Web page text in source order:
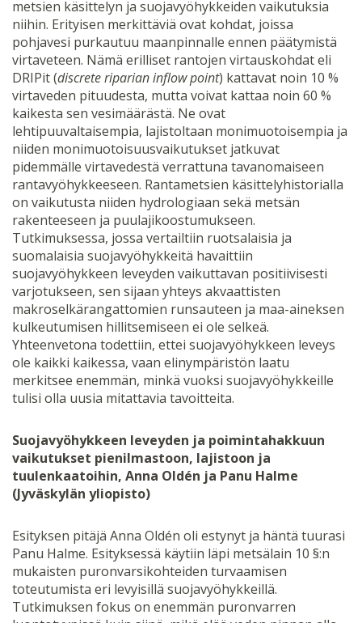
metsien käsittelyn ja suojavyöhykkeiden vaikutuksia
niihin. Erityisen merkittäviä ovat kohdat, joissa
pohjavesi purkautuu maanpinnalle ennen päätymistä
virtaveteen. Nämä erilliset rantojen virtauskohdat eli
DRIPit (discrete riparian inflow point) kattavat noin 10 %
virtaveden pituudesta, mutta voivat kattaa noin 60 %
kaikesta sen vesimäärästä. Ne ovat
lehtipuuvaltaisempia, lajistoltaan monimuotoisempia ja
niiden monimuotoisuusvaikutukset jatkuvat
pidemmälle virtavedestä verrattuna tavanomaiseen
rantavyöhykkeeseen. Rantametsien käsittelyhistorialla
on vaikutusta niiden hydrologiaan sekä metsän
rakenteeseen ja puulajikoostumukseen.
Tutkimuksessa, jossa vertailtiin ruotsalaisia ja
suomalaisia suojavyöhykkeitä havaittiin
suojavyöhykkeen leveyden vaikuttavan positiivisesti
varjotukseen, sen sijaan yhteys akvaattisten
makroselkärangattomien runsauteen ja maa-aineksen
kulkeutumisen hillitsemiseen ei ole selkeä.
Yhteenvetona todettiin, ettei suojavyöhykkeen leveys
ole kaikki kaikessa, vaan elinympäristön laatu
merkitsee enemmän, minkä vuoksi suojavyöhykkeille
tulisi olla uusia mitattavia tavoitteita.
Suojavyöhykkeen leveyden ja poimintahakkuun
vaikutukset pienilmastoon, lajistoon ja
tuulenkaatoihin, Anna Oldén ja Panu Halme
(Jyväskylän yliopisto)
Esityksen pitäjä Anna Oldén oli estynyt ja häntä tuurasi
Panu Halme. Esityksessä käytiin läpi metsälain 10 §:n
mukaisten puronvarsikohteiden turvaamisen
toteutumista eri levyisillä suojavyöhykkeillä.
Tutkimuksen fokus on enemmän puronvarren